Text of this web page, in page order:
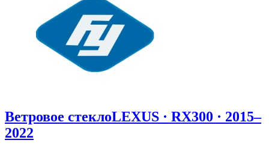
Ветровое стеклоLEXUS · RX300 · 2015–
2022